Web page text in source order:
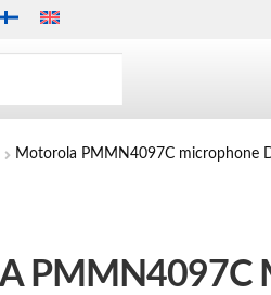
Motorola PMMN4097C microphone
PMMN4097C